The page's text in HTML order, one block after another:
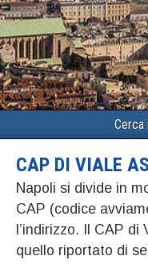
Cerca
CAP DI VIALE
Napoli si divide in
CAP (codice
l’indirizzo. Il CAP di
quello riportato di